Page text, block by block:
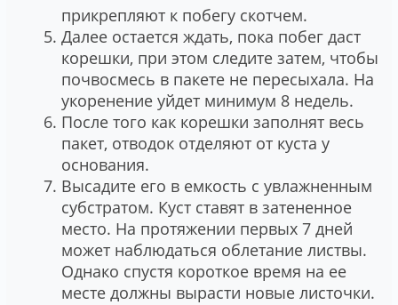
прикрепляют к побегу скотчем.
Далее остается ждать, пока побег даст
корешки, при этом следите затем, чтобы
почвосмесь в пакете не пересыхала. На
укоренение уйдет минимум 8 недель.
После того как корешки заполнят весь
пакет, отводок отделяют от куста у
основания.
Высадите его в емкость с увлажненным
субстратом. Куст ставят в затененное
место. На протяжении первых 7 дней
может наблюдаться облетание листвы.
Однако спустя короткое время на ее
месте должны вырасти новые листочки.